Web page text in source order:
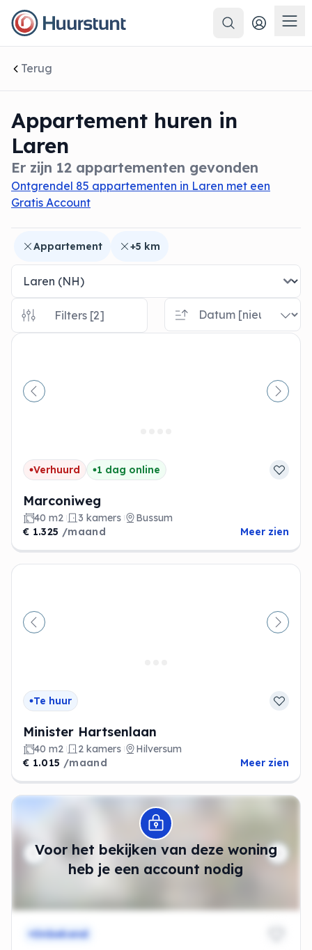
Zoeken
Terug
Appartement huren in
Laren
Er zijn 12 appartementen gevonden
Ontgrendel 85 appartementen in Laren met een
Gratis Account
sluiten
Appartement +5 km
Filters [2]
Vorige
Verhuurd 1 dag online
Marconiweg
40 m2 3 kamers
Bussum
€ 1.325 /maand Meer zien
Vorige
Te huur
Minister Hartsenlaan
40 m2 2 kamers
Hilversum
€ 1.015 /maand Meer zien
Voor het bekijken van deze woning
heb je een account nodig
Modal openen
Onbekend